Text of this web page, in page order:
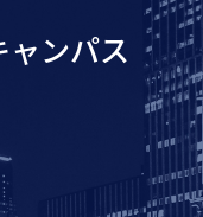
ンパス